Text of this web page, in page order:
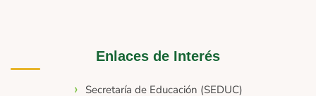
Enlaces de Interés
Secretaría de Educación (SEDUC)